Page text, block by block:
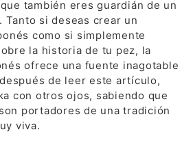
también eres guardián de un
si deseas crear un
como si simplemente
la historia de tu pez, la
ofrece una fuente inagotable
de leer este artículo,
con otros ojos, sabiendo que
portadores de una tradición
viva.